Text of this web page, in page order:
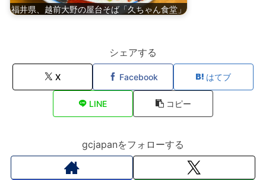
福井県、越前大野の屋台そば「久ちゃん食堂」
シェアする
X Facebook はてブ
LINE コピー
gcjapanをフォローする